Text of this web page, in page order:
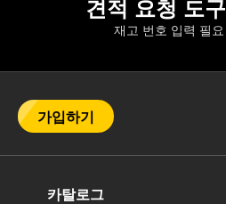
견적 요청 도구
재고 번호 입력 필요
가입하기
카탈로그